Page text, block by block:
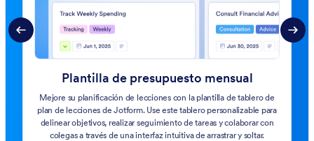
Plantilla de presupuesto mensual
Mejore su planificación de lecciones con la plantilla de tablero de
plan de lecciones de Jotform. Use este tablero personalizable para
delinear objetivos, realizar seguimiento de tareas y colaborar con
colegas a través de una interfaz intuitiva de arrastrar y soltar.